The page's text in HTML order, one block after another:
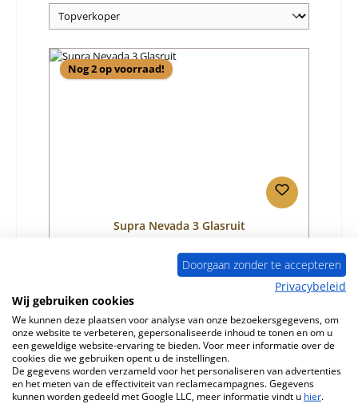
Nog 2 op voorraad!
Supra Nevada 3 Glasruit
Productnummer:01062953
Normale prijs:
€ 984,64
Beschikbaar, levertijd: 4-6 dagen
Details
Doorgaan zonder te accepteren
Privacybeleid
Wij gebruiken cookies
We kunnen deze plaatsen voor analyse van onze bezoekersgegevens, om
onze website te verbeteren, gepersonaliseerde inhoud te tonen en om u
een geweldige website-ervaring te bieden. Voor meer informatie over de
cookies die we gebruiken opent u de instellingen.
De gegevens worden verzameld voor het personaliseren van advertenties
en het meten van de effectiviteit van reclamecampagnes. Gegevens
kunnen worden gedeeld met Google LLC, meer informatie vindt u hier.